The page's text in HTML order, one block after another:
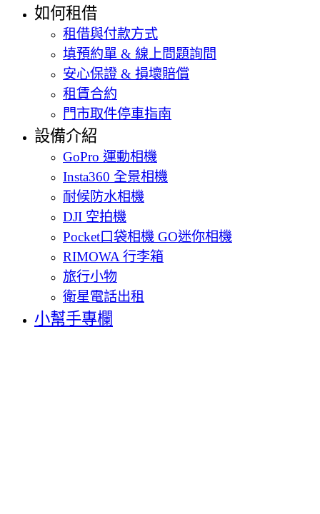
如何租借
租借與付款方式
填預約單 & 線上問題詢問
安心保證 & 損壞賠償
租賃合約
門市取件停車指南
設備介紹
GoPro 運動相機
Insta360 全景相機
耐候防水相機
DJI 空拍機
Pocket口袋相機 GO迷你相機
RIMOWA 行李箱
旅行小物
衛星電話出租
小幫手專欄